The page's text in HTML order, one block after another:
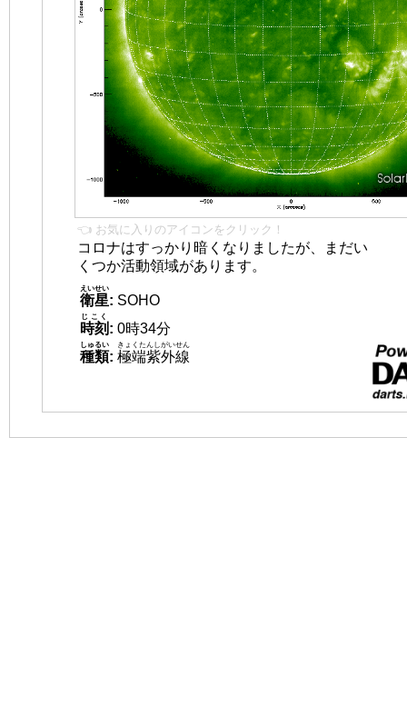
👈 お気に入りのアイコンをクリック！
コロナはすっかり暗くなりましたが、まだい
くつか活動領域があります。
衛星
えいせい
: SOHO
時刻
じこく
: 0時34分
種類
しゅるい
: 極端紫外線
きょくたんしがいせん